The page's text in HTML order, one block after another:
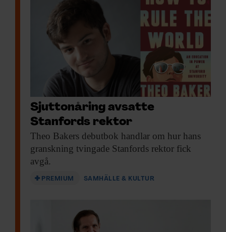
Sjuttonåring avsatte
Stanfords rektor
Theo Bakers debutbok handlar om hur hans
granskning tvingade Stanfords rektor fick
avgå.
PREMIUM SAMHÄLLE & KULTUR